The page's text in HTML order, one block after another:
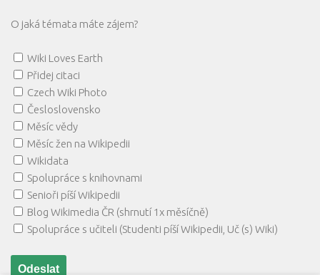
O jaká témata máte zájem?
Wiki Loves Earth
Přidej citaci
Czech Wiki Photo
Česloslovensko
Měsíc vědy
Měsíc žen na Wikipedii
Wikidata
Spolupráce s knihovnami
Senioři píší Wikipedii
Blog Wikimedia ČR (shrnutí 1x měsíčně)
Spolupráce s učiteli (Studenti píší Wikipedii, Uč (s) Wiki)